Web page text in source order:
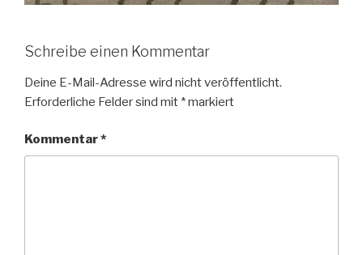
Schreibe einen Kommentar
Deine E-Mail-Adresse wird nicht veröffentlicht.
Erforderliche Felder sind mit *markiert
Kommentar*